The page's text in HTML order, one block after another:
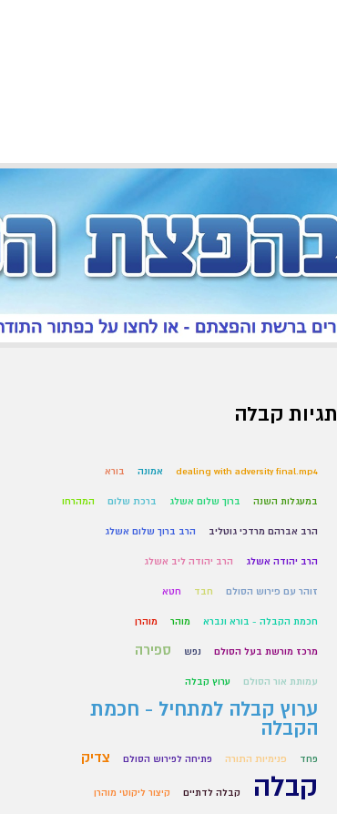
תגיות קבלה
dealing with adversity final.mp4 אמונה בורא
במעגלות השנה ברוך שלום אשלג ברכת שלום המהרחו
הרב אברהם מרדכי גוטליב הרב ברוך שלום אשלג
הרב יהודה אשלג הרב יהודה ליב אשלג
זוהר עם פירוש הסולם חבד חטא
חכמת הקבלה - בורא ונברא מוהר מוהרן
מרכז מורשת בעל הסולם נפש ספירה
עמותת אור הסולם ערוץ קבלה
ערוץ קבלה למתחיל - חכמת
הקבלה
פחד פנימיות התורה פתיחה לפירוש הסולם צדיק
קבלה קבלה לדתיים קיצור ליקוטי מוהרן